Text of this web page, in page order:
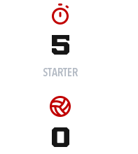
5
STARTER
0